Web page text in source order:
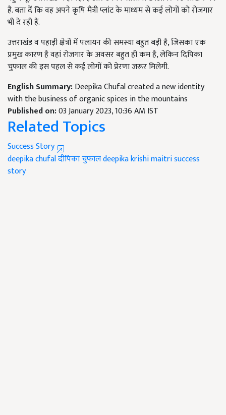
है. बता दें कि वह अपने कृषि मैत्री प्लांट के माध्यम से कई लोगों को रोजगार
भी दे रही हैं.
उत्तराखंड व पहाड़ी क्षेत्रों में पलायन की समस्या बहुत बड़ी है, जिसका एक
प्रमुख कारण है वहां रोजगार के अवसर बहुत ही कम है, लेकिन दिपिका
चुफाल की इस पहल से कई लोगों को प्रेरणा जरूर मिलेगी.
English Summary:Deepika Chufal created a new identity
with the business of organic spices in the mountains
Published on:03 January 2023, 10:36 AM IST
Related Topics
Success Story
deepika chufalदीपिका चुफालdeepika krishi maitrisuccess
story